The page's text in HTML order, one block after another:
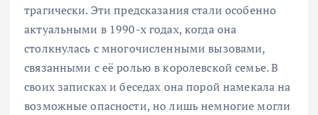
трагически. Эти предсказания стали особенно
актуальными в 1990-х годах, когда она
столкнулась с многочисленными вызовами,
связанными с её ролью в королевской семье. В
своих записках и беседах она порой намекала на
возможные опасности, но лишь немногие могли